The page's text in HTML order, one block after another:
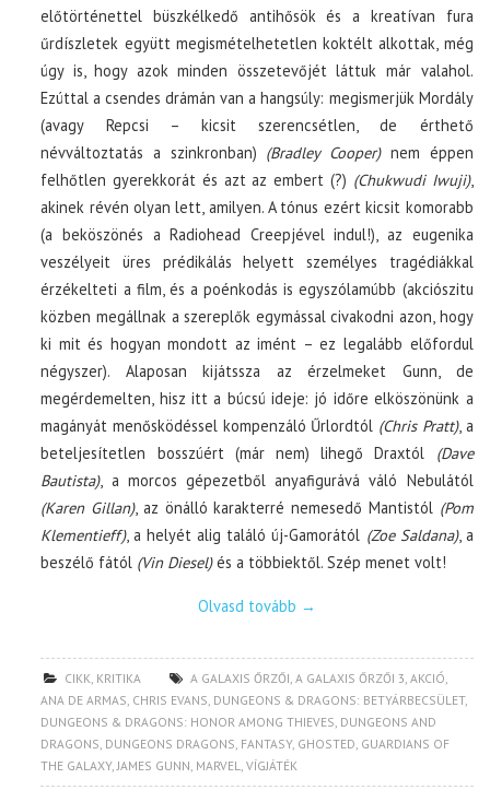
előtörténettel büszkélkedő antihősök és a kreatívan fura
űrdíszletek együtt megismételhetetlen koktélt alkottak, még
úgy is, hogy azok minden összetevőjét láttuk már valahol.
Ezúttal a csendes drámán van a hangsúly: megismerjük Mordály
(avagy Repcsi – kicsit szerencsétlen, de érthető
névváltoztatás a szinkronban) (Bradley Cooper)nem éppen
felhőtlen gyerekkorát és azt az embert (?) (Chukwudi Iwuji),
akinek révén olyan lett, amilyen. A tónus ezért kicsit komorabb
(a beköszönés a Radiohead Creepjével indul!), az eugenika
veszélyeit üres prédikálás helyett személyes tragédiákkal
érzékelteti a film, és a poénkodás is egyszólamúbb (akciószitu
közben megállnak a szereplők egymással civakodni azon, hogy
ki mit és hogyan mondott az imént – ez legalább előfordul
négyszer). Alaposan kijátssza az érzelmeket Gunn, de
megérdemelten, hisz itt a búcsú ideje: jó időre elköszönünk a
magányát menősködéssel kompenzáló Űrlordtól (Chris Pratt), a
beteljesítetlen bosszúért (már nem) lihegő Draxtól (Dave
Bautista), a morcos gépezetből anyafigurává váló Nebulától
(Karen Gillan), az önálló karakterré nemesedő Mantistól (Pom
Klementieff), a helyét alig találó új-Gamorától (Zoe Saldana), a
beszélő fától (Vin Diesel)és a többiektől. Szép menet volt!
Olvasd tovább →
CIKK KRITIKA A GALAXIS ŐRZŐI ,A GALAXIS ŐRZŐI 3 ,AKCIÓ
ANA DE ARMAS CHRIS EVANS DUNGEONS & DRAGONS: BETYÁRBECSÜLET,
DUNGEONS & DRAGONS: HONOR AMONG THIEVES DUNGEONS AND
DRAGONS DUNGEONS DRAGONS FANTASY, GHOSTED GUARDIANS OF
THE GALAXY, JAMES GUNN MARVEL ,VÍGJÁTÉK